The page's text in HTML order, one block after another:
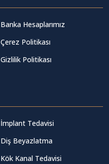
Banka Hesaplarımız
Çerez Politikası
Gizlilik Politikası
İmplant Tedavisi
Diş Beyazlatma
Kök Kanal Tedavisi